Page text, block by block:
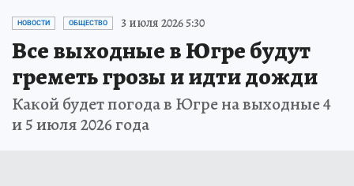
НОВОСТИ ОБЩЕСТВО 3 июля 2026 5:30
Все выходные в Югре будут
греметь грозы и идти дожди
Какой будет погода в Югре на выходные 4
и 5 июля 2026 года